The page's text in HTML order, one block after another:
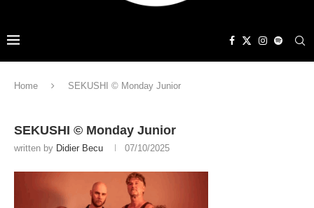
Home SEKUSHI © Monday Junior
SEKUSHI © Monday Junior
written by Didier Becu 07/10/2025